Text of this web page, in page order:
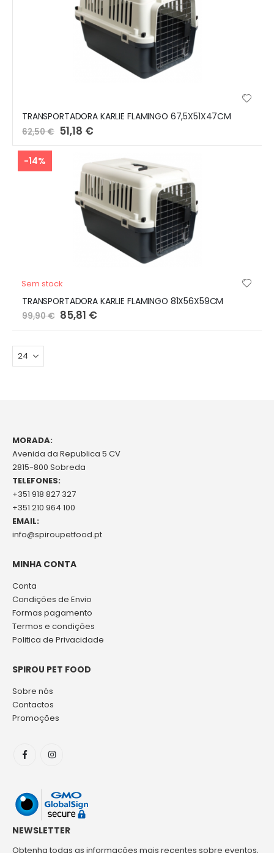
TRANSPORTADORA KARLIE FLAMINGO 67,5X51X47CM
62,50 € Preço
Especial
51,18 €
-14%
Sem stock
TRANSPORTADORA KARLIE FLAMINGO 81X56X59CM
99,90 € Preço
Especial
85,81 €
MORADA:
Avenida da Republica 5 CV
2815-800 Sobreda
TELEFONES:
+351 918 827 327
+351 210 964 100
EMAIL:
info@spiroupetfood.pt
MINHA CONTA
Conta
Condições de Envio
Formas pagamento
Termos e condições
Politica de Privacidade
SPIROU PET FOOD
Sobre nós
Contactos
Promoções
NEWSLETTER
Obtenha todas as informações mais recentes sobre eventos,